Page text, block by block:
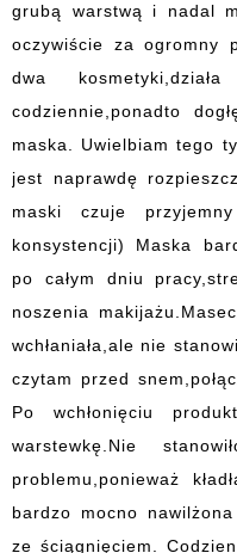
grubą warstwą i nadal
oczywiście za ogromny
dwa
codziennie,ponadto
maska. Uwielbiam tego
jest naprawdę
maski czuje
konsystencji) Maska
po całym dniu
noszenia
wchłaniała,ale nie
czytam przed
Po wchłonięciu
warstewkę.Nie
problemu,ponieważ
bardzo mocno
ze ściągnięciem.